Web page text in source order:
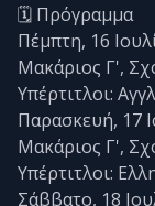
🗓️ Πρόγραμμα
Πέμπτη, 16
Μακάριος Γ',
Υπέρτιτλοι:
Παρασκευή, 17
Μακάριος Γ',
Υπέρτιτλοι:
Σάββατο, 18